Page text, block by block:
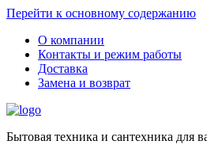
Перейти к основному содержанию
О компании
Контакты и режим работы
Доставка
Замена и возврат
Бытовая техника и сантехника для